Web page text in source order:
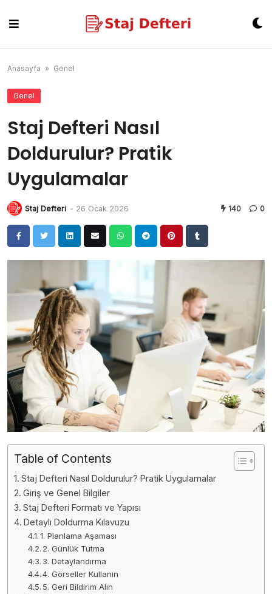
content
Anasayfa » Genel
Genel
Staj Defteri Nasıl
Doldurulur? Pratik
Uygulamalar
Staj Defteri - 26 Ocak 2026 140 0
Table of Contents
Staj Defteri Nasıl Doldurulur? Pratik Uygulamalar
Giriş ve Genel Bilgiler
Staj Defteri Formatı ve Yapısı
Detaylı Doldurma Kılavuzu
1. Planlama Aşaması
2. Günlük Tutma
3. Detaylandırma
4. Görseller Kullanın
5. Geri Bildirim Alın